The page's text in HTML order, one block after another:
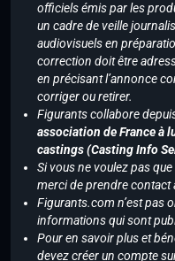
officiels émis par les
un cadre de veille
audiovisuels en
correction doit être
en précisant l’annonce
corriger ou retirer.
Figurants collabore
association de France à
castings (Casting Info
Si vous ne voulez pas
merci de prendre contact
Figurants.com n’est pas
informations qui sont
Pour en savoir plus et
devez créer un compte